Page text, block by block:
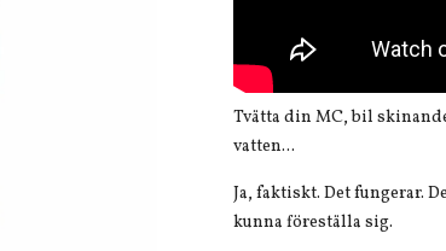
Tvätta din MC, bil
vatten...
Ja, faktiskt. Det fungerar.
kunna föreställa sig.